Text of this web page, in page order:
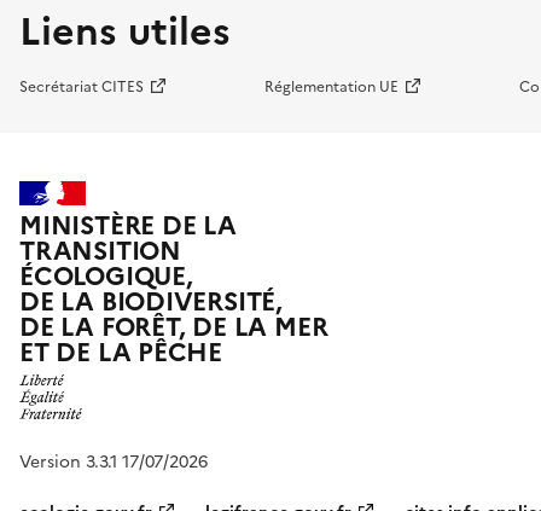
Liens utiles
Secrétariat CITES Réglementation UE
MINISTÈRE DE LA
TRANSITION
ÉCOLOGIQUE,
DE LA BIODIVERSITÉ,
DE LA FORÊT, DE LA MER
ET DE LA PÊCHE
Version 3.3.1 17/07/2026